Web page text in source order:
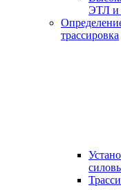
ЭТЛ и
трассировка